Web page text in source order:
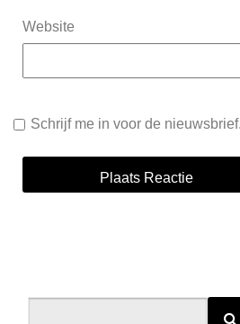
Website
Schrijf me in voor de nieuwsbrief.